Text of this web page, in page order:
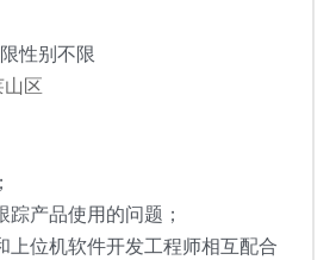
性别不限
区
产品使用的问题；
上位机软件开发工程师相互配合